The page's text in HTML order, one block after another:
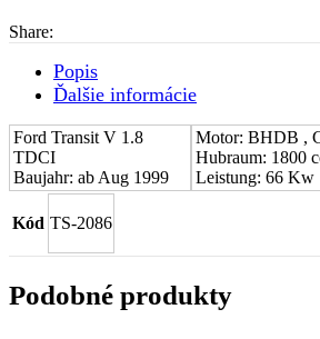
TDCI
1A02746A
Share:
Popis
Ďalšie informácie
Ford Transit V 1.8
TDCI
Baujahr: ab Aug 1999
Motor: BHDB ,
Hubraum: 1800
Leistung: 66 Kw
Kód TS-2086
Podobné produkty